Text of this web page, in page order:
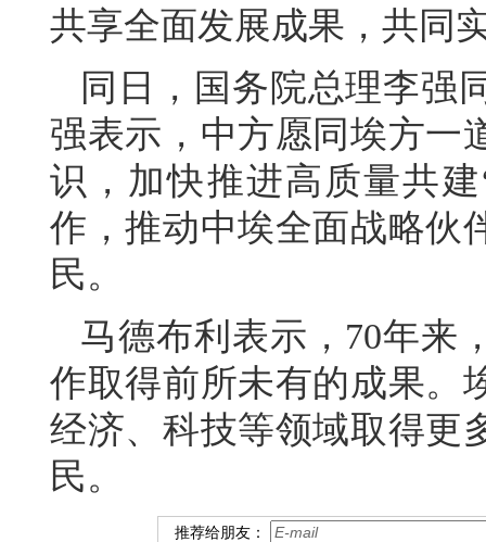
共享全面发展成果，共同
同日，国务院总理李强
强表示，中方愿同埃方一
识，加快推进高质量共
作，推动中埃全面战略伙
民。
马德布利表示，70年来
作取得前所未有的成果。
经济、科技等领域取得更
民。
推荐给朋友：